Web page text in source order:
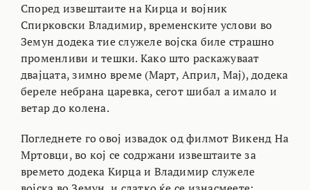
Според извештаите на Кирца и војник
Спирковски Владимир,временските услови во
Земун додека тие служеле војска биле страшно
променливи и тешки. Како што раскажуваат
двајцата, зимно време (Март, Април, Мај), додека
береле небрана царевка, сегот шибал а имало и
ветар до колена.
Погледнете го овој извадок од филмот Викенд На
Мртовци, во кој се содржани извештаите за
времето додека Кирца и Владимир служеле